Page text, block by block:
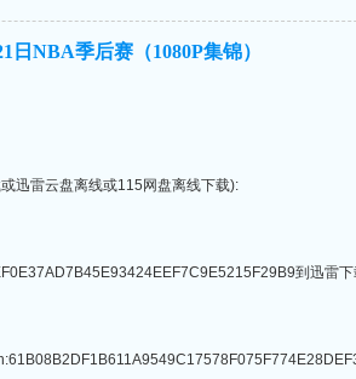
NBA季后赛（1080P集锦）
迅雷云盘离线或115网盘离线下载):
到迅雷